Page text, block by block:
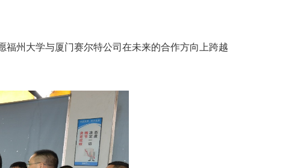
州大学与厦门赛尔特公司在未来的合作方向上跨越